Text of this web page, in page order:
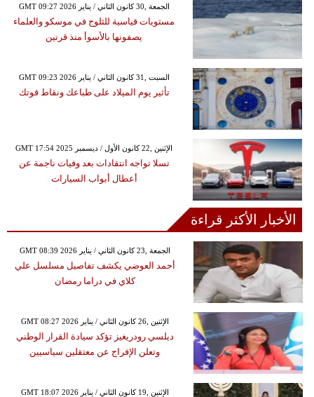
GMT 09:27 2026 الجمعة ,30 كانون الثاني / يناير
مستويات قياسية للثلوج في موسكو والعلماء
يصفونها بالأسوأ منذ قرنين
GMT 09:23 2026 السبت ,31 كانون الثاني / يناير
تأثير يوم الميلاد على طباعك ونقاط قوتك
GMT 17:54 2025 الإثنين ,22 كانون الأول / ديسمبر
تسلا تواجه انتقادات بعد وفيات ناجمة عن
أعطال أبواب السيارات
الأخبار الأكثر قراءة
GMT 08:39 2026 الجمعة ,23 كانون الثاني / يناير
أحمد العوضي يكشف تفاصيل مسلسل علي
كلاي في دراما رمضان
GMT 08:27 2026 الإثنين ,26 كانون الثاني / يناير
ديلسي رودريغيز تؤكد سيادة القرار الوطني
وتعلن الإفراج عن معتقلين سياسيين
GMT 18:07 2026 الإثنين ,19 كانون الثاني / يناير